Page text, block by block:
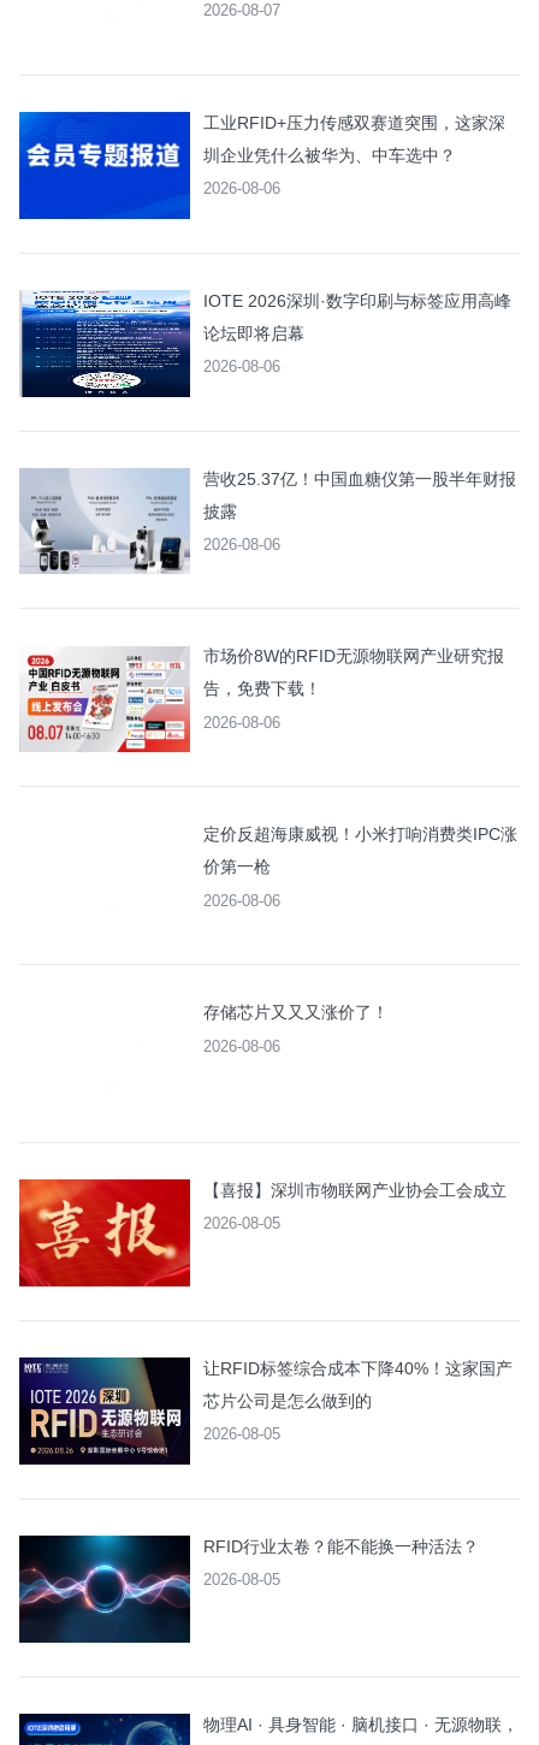
2026-08-07
工业RFID+压力传感双赛道突围，这家深
圳企业凭什么被华为、中车选中？
2026-08-06
IOTE 2026深圳·数字印刷与标签应用高峰
论坛即将启幕
2026-08-06
营收25.37亿！中国血糖仪第一股半年财报
披露
2026-08-06
市场价8W的RFID无源物联网产业研究报
告，免费下载！
2026-08-06
定价反超海康威视！小米打响消费类IPC涨
价第一枪
2026-08-06
存储芯片又又又涨价了！
2026-08-06
【喜报】深圳市物联网产业协会工会成立
2026-08-05
让RFID标签综合成本下降40%！这家国产
芯片公司是怎么做到的
2026-08-05
RFID行业太卷？能不能换一种活法？
2026-08-05
物理AI · 具身智能 · 脑机接口 · 无源物联，